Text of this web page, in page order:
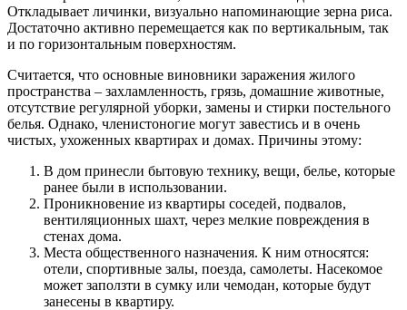
Откладывает личинки, визуально напоминающие зерна риса.
Достаточно активно перемещается как по вертикальным, так
и по горизонтальным поверхностям.
Считается, что основные виновники заражения жилого
пространства – захламленность, грязь, домашние животные,
отсутствие регулярной уборки, замены и стирки постельного
белья. Однако, членистоногие могут завестись и в очень
чистых, ухоженных квартирах и домах. Причины этому:
В дом принесли бытовую технику, вещи, белье, которые
ранее были в использовании.
Проникновение из квартиры соседей, подвалов,
вентиляционных шахт, через мелкие повреждения в
стенах дома.
Места общественного назначения. К ним относятся:
отели, спортивные залы, поезда, самолеты. Насекомое
может заползти в сумку или чемодан, которые будут
занесены в квартиру.